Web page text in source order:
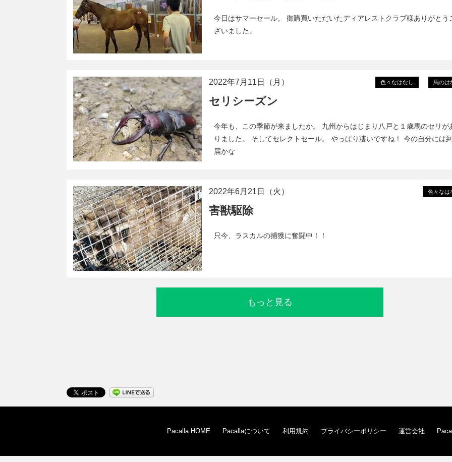
今日はサマーセール。 御購買いただいたディアレストクラブ様ありがとう
ざいました。
色々なはなし 馬のは
2022年7月11日（月）
セリシーズン
今年も、この季節が来ましたか。 九州からはじまり八戸と１歳馬のセリが
りました。 そしてセレクトセール。 やっぱり凄いですね！ 今の自分には
届かな
色々なは
2022年6月21日（火）
害獣駆除
只今、ラスカルの捕獲に奮闘中！！
もっと見る
Pacalla HOME Pacallaについて 利用規約 プライバシーポリシー 運営会社